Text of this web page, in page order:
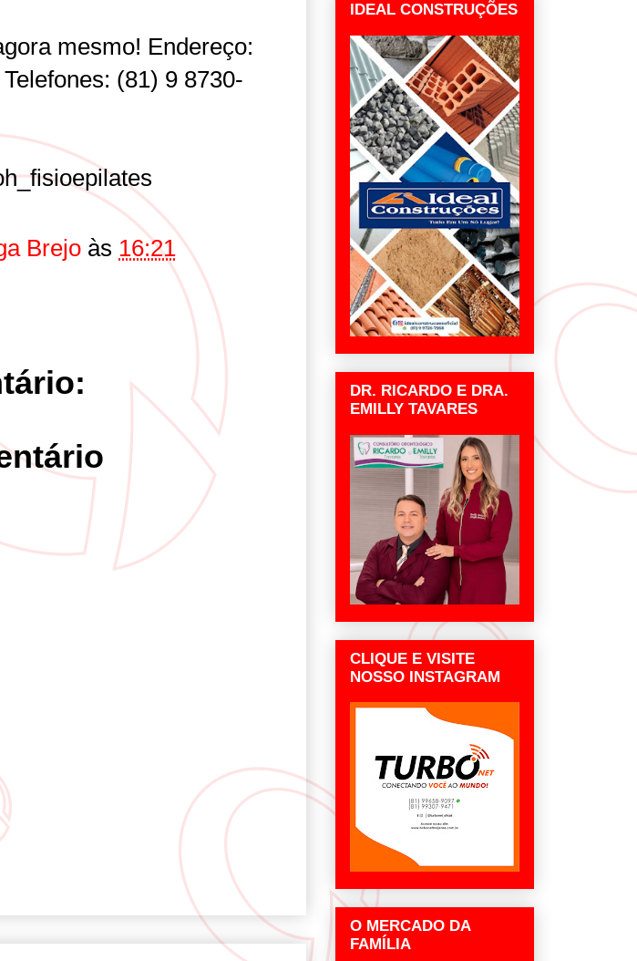
mesmo! Endereço:
(81) 9 8730-
Brejo às 16:21
IDEAL CONSTRUÇÕES
DR. RICARDO E DRA.
EMILLY TAVARES
CLIQUE E VISITE
NOSSO INSTAGRAM
O MERCADO DA
FAMÍLIA